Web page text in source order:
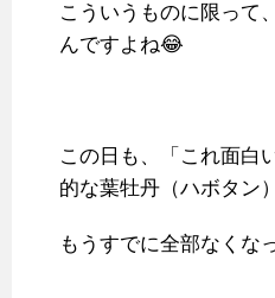
こういうものに限って
んですよね😂
この日も、「これ面白
的な葉牡丹（ハボタン
もうすでに全部なくな